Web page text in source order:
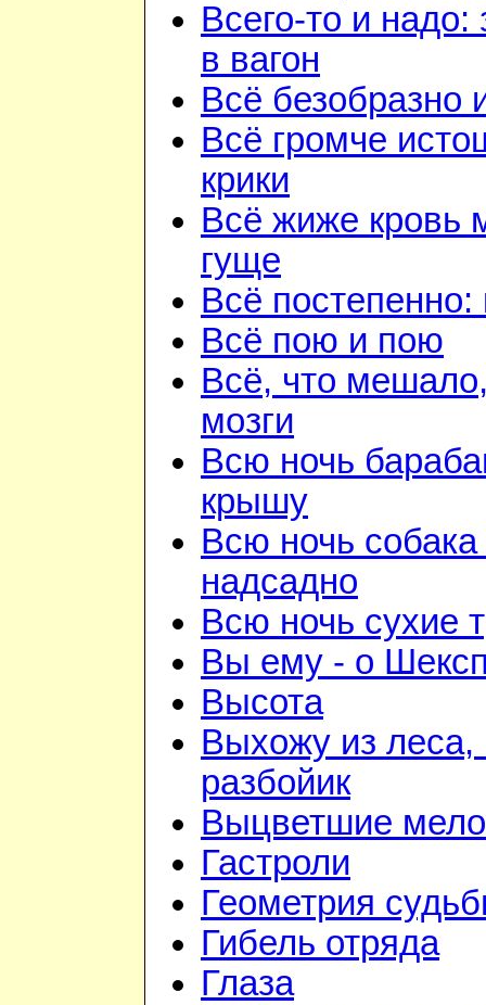
Всего-то и надо:
в вагон
Всё безобразно
Всё громче
крики
Всё жиже кровь
гуще
Всё постепенно:
Всё пою и пою
Всё, что
мозги
Всю ночь
крышу
Всю ночь
надсадно
Всю ночь сухие
Вы ему - о
Высота
Выхожу из леса,
разбойик
Выцветшие
Гастроли
Геометрия
Гибель отряда
Глаза